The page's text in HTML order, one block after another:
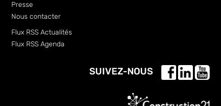
Presse
Nous contacter
Flux RSS Actualités
Flux RSS Agenda
SUIVEZ-NOUS